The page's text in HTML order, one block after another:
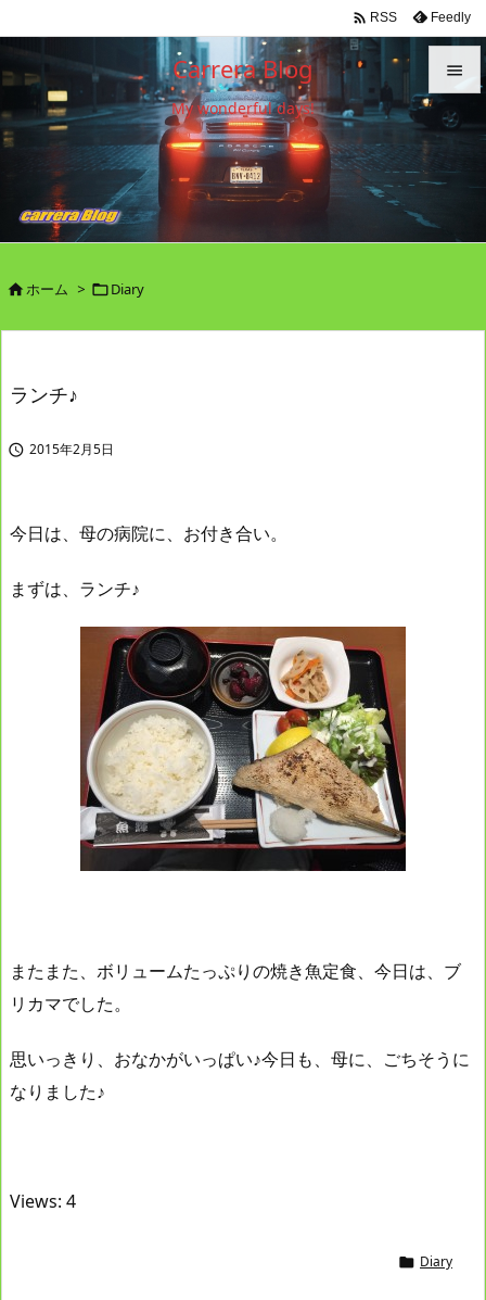
Carrera Blog
My wonderful days!


メニュ

 RSS Feedly
ホーム > Diary
ランチ♪
 2015年2月5日
今日は、母の病院に、お付き合い。
まずは、ランチ♪
またまた、ボリュームたっぷりの焼き魚定食、今日は、ブ
リカマでした。
思いっきり、おなかがいっぱい♪今日も、母に、ごちそうに
なりました♪
Views: 4
 Diary